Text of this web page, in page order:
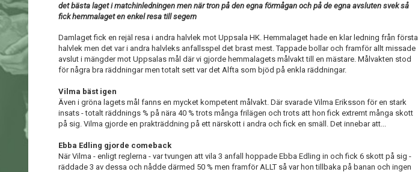
det bästa laget i matchinledningen men när tron på den egna förmågan och på de egna avsluten svek så
fick hemmalaget en enkel resa till segern
Damlaget fick en rejäl resa i andra halvlek mot Uppsala HK. Hemmalaget hade en klar ledning från första
halvlek men det var i andra halvleks anfallsspel det brast mest. Tappade bollar och framför allt missade
avslut i mängder mot Uppsalas mål där vi gjorde hemmalagets målvakt till en mästare. Målvakten stod
för några bra räddningar men totalt sett var det Alfta som bjöd på enkla räddningar.
Vilma bäst igen
Även i gröna lagets mål fanns en mycket kompetent målvakt. Där svarade Vilma Eriksson för en stark
insats - totalt räddnings % på nära 40 % trots många frilägen och trots att hon fick extremt många skott
på sig. Vilma gjorde en prakträddning på ett närskott i andra och fick en smäll. Det innebar att...
Ebba Edling gjorde comeback
När Vilma - enligt reglerna - var tvungen att vila 3 anfall hoppade Ebba Edling in och fick 6 skott på sig -
räddade 3 av dessa och nådde därmed 50 % men framför ALLT så var hon tillbaka på banan och ingen